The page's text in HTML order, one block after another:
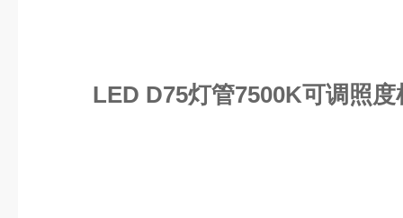
LED D75灯管7500K可调照